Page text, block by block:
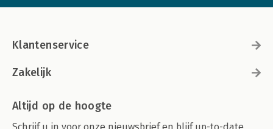
Klantenservice
Zakelijk
Altijd op de hoogte